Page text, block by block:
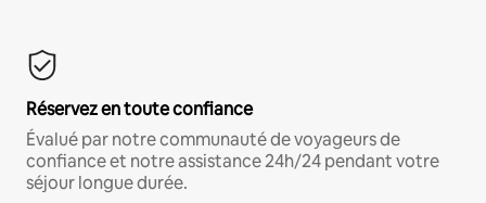
Réservez en toute confiance
Évalué par notre communauté de voyageurs de
confiance et notre assistance 24h/24 pendant votre
séjour longue durée.